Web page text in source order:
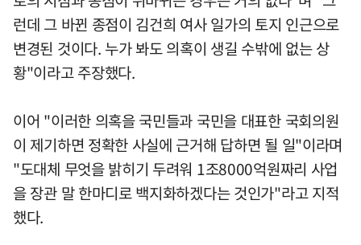
런데 그 바뀐 종점이 김건희 여사 일가의 토지 인근으로
변경된 것이다. 누가 봐도 의혹이 생길 수밖에 없는 상
황"이라고 주장했다.
이어 "이러한 의혹을 국민들과 국민을 대표한 국회의원
이 제기하면 정확한 사실에 근거해 답하면 될 일"이라며
"도대체 무엇을 밝히기 두려워 1조8000억원짜리 사업
을 장관 말 한마디로 백지화하겠다는 것인가"라고 지적
했다.